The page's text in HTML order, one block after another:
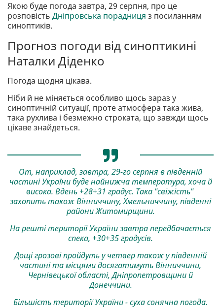
Якою буде погода завтра, 29 серпня, про це
розповість Дніпровська порадниця з посиланням
синоптиків.
Прогноз погоди від синоптикині
Наталки Діденко
Погода щодня цікава.
Ніби й не міняється особливо щось зараз у
синоптичній ситуації, проте атмосфера така жива,
така рухлива і безмежно строката, що завжди щось
цікаве знайдеться.
От, наприклад, завтра, 29-го серпня в південній
частині України буде найнижча температура, хоча й
висока. Вдень +28+31 градус. Така "свіжість"
захопить також Вінниччину, Хмельниччину, південні
райони Житомирщини.
На решті території України завтра передбачається
спека, +30+35 градусів.
Дощі грозові пройдуть у четвер також у південній
частині та місцями досягатимуть Вінниччини,
Чернівецької області, Дніпропетровщини й
Донеччини.
Більшість території України - суха сонячна погода.